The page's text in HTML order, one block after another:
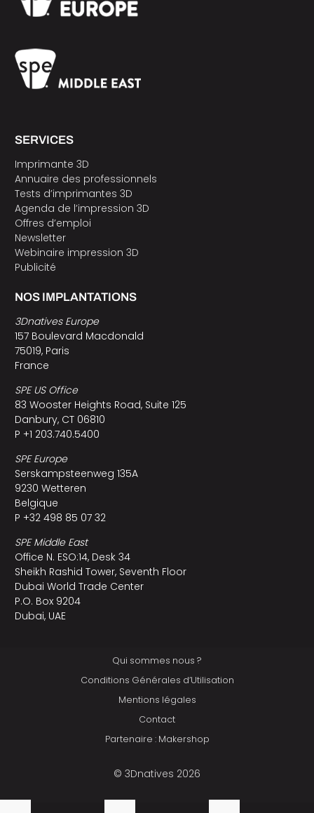
SERVICES
Imprimante 3D
Annuaire des professionnels
Tests d’imprimantes 3D
Agenda de l’impression 3D
Offres d’emploi
Newsletter
Webinaire impression 3D
Publicité
NOS IMPLANTATIONS
3Dnatives Europe
157 Boulevard Macdonald
75019, Paris
France
SPE US Office
83 Wooster Heights Road, Suite 125
Danbury, CT 06810
P +1 203.740.5400
SPE Europe
Serskampsteenweg 135A
9230 Wetteren
Belgique
P +32 498 85 07 32
SPE Middle East
Office N. ESO:14, Desk 34
Sheikh Rashid Tower, Seventh Floor
Dubai World Trade Center
P.O. Box 9204
Dubai, UAE
Qui sommes nous ?
Conditions Générales d’Utilisation
Mentions légales
Contact
Partenaire : Makershop
© 3Dnatives 2026